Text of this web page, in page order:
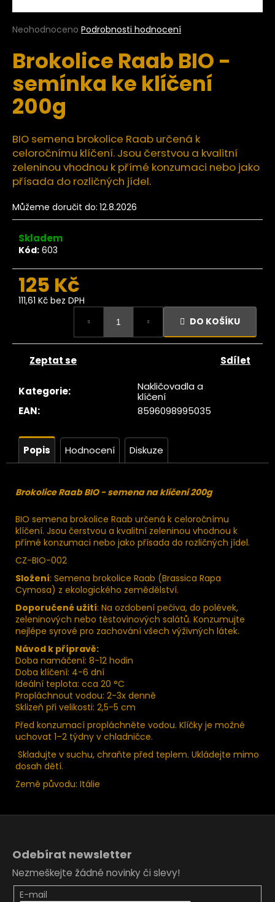
Průměrné
produktu
je
z
5
hvězdiček.
Neohodnoceno Podrobnosti hodnocení
Brokolice Raab BIO -
semínka ke klíčení
200g
BIO semena brokolice Raab určená k
celoročnímu klíčení. Jsou čerstvou a kvalitní
zeleninou vhodnou k přímé konzumaci nebo jako
přísada do rozličných jídel.
Můžeme doručit do: 12.8.2026
Skladem
Kód: 603
125 Kč
111,61 Kč bez DPH
DO KOŠÍKU
Kategorie:
Nakličovadla a
klíčení
EAN: 8596098995035
Zeptat se Sdílet
Popis Hodnocení Diskuze
Brokolice Raab BIO - semena na klíčení 200g
BIO semena brokolice Raab určená k celoročnímu
klíčení. Jsou čerstvou a kvalitní zeleninou vhodnou k
přímé konzumaci nebo jako přísada do rozličných jídel.
CZ-BIO-002
Složení: Semena brokolice Raab (Brassica Rapa
Cymosa) z ekologického zemědělství.
Doporučené užití: Na ozdobení pečiva, do polévek,
zeleninových nebo těstovinových salátů. Konzumujte
nejlépe syrové pro zachování všech výživných látek.
Návod k přípravě:
Doba namáčení: 8-12 hodin
Doba klíčení: 4-6 dní
Ideální teplota: cca 20 °C
Propláchnout vodou: 2-3x denně
Sklizeň při velikosti: 2,5-5 cm
Před konzumací propláchněte vodou. Klíčky je možné
uchovat 1–2 týdny v chladničce.
Skladujte v suchu, chraňte před teplem. Ukládejte mimo
dosah dětí.
Země původu: Itálie
a
j
t
?
HLEDAT
o
p
o
č
e
RAW
129
Kč
Odebírat newsletter
Nezmeškejte žádné novinky či slevy!
E-mail